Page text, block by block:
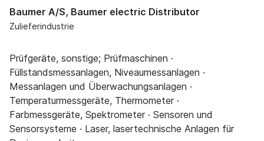
Baumer A/S, Baumer electric Distributor
Zulieferindustrie
Prüfgeräte, sonstige; Prüfmaschinen ·
Füllstandsmessanlagen, Niveaumessanlagen ·
Messanlagen und Überwachungsanlagen ·
Temperaturmessgeräte, Thermometer ·
Farbmessgeräte, Spektrometer · Sensoren und
Sensorsysteme · Laser, lasertechnische Anlagen für